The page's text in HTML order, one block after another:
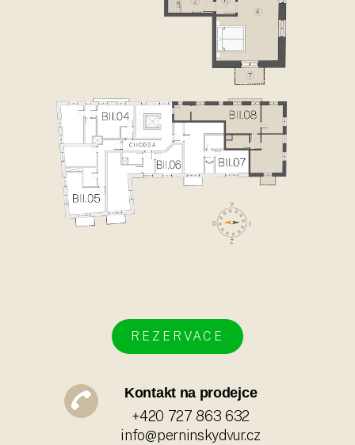
REZERVACE
Kontakt na prodejce
+420 727 863 632
info@perninskydvur.cz